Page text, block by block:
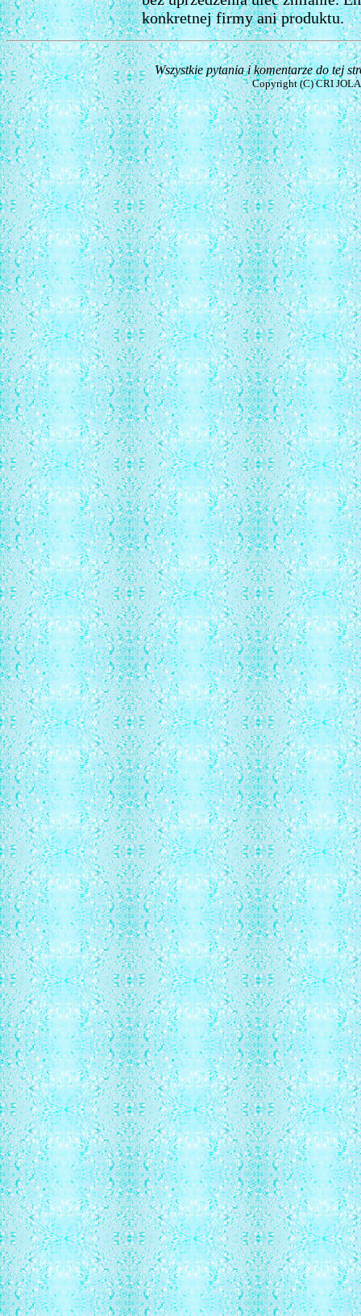
konkretnej firmy ani produktu.
Wszystkie pytania i komentarze do tej
Copyright (C) CRI